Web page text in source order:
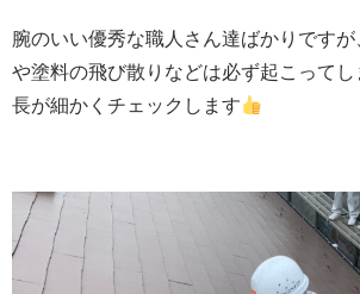
腕のいい優秀な職人さん達ばかりです
や塗料の飛び散りなどは必ず起こって
長が細かくチェックします